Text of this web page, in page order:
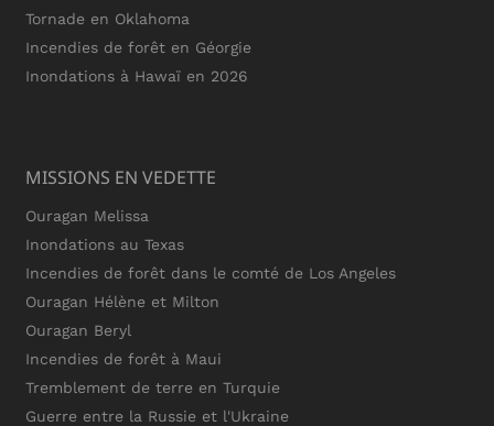
Tornade en Oklahoma
Incendies de forêt en Géorgie
Inondations à Hawaï en 2026
MISSIONS EN VEDETTE
Ouragan Melissa
Inondations au Texas
Incendies de forêt dans le comté de Los Angeles
Ouragan Hélène et Milton
Ouragan Beryl
Incendies de forêt à Maui
Tremblement de terre en Turquie
Guerre entre la Russie et l'Ukraine